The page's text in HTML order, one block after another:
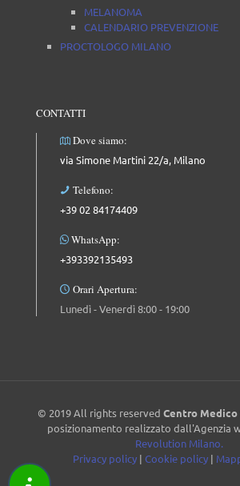
MELANOMA
CALENDARIO PREVENZIONE
PROCTOLOGO MILANO
CONTATTI
Dove siamo:
via Simone Martini 22/a, Milano
Telefono:
+39 02 84174409
WhatsApp:
+393392135493
Orari Apertura:
Lunedì - Venerdì 8:00 - 19:00
© 2019 All rights reserved Centro Medico
posizionamento realizzato dall'Agenzia
Revolution Milano.
Privacy policy| Cookie policy|